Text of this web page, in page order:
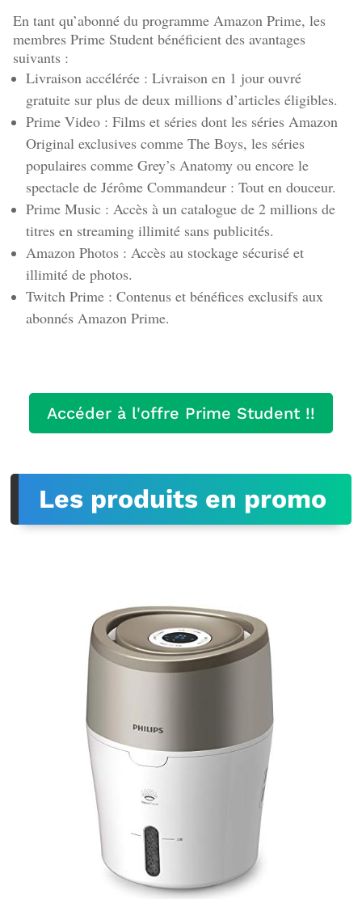
En tant qu’abonné du programme Amazon Prime, les
membres Prime Student bénéficient des avantages
suivants :
Livraison accélérée : Livraison en 1 jour ouvré
gratuite sur plus de deux millions d’articles éligibles.
Prime Video : Films et séries dont les séries Amazon
Original exclusives comme The Boys, les séries
populaires comme Grey’s Anatomy ou encore le
spectacle de Jérôme Commandeur : Tout en douceur.
Prime Music : Accès à un catalogue de 2 millions de
titres en streaming illimité sans publicités.
Amazon Photos : Accès au stockage sécurisé et
illimité de photos.
Twitch Prime : Contenus et bénéfices exclusifs aux
abonnés Amazon Prime.
Accéder à l'offre Prime Student !!
Les produits en promo